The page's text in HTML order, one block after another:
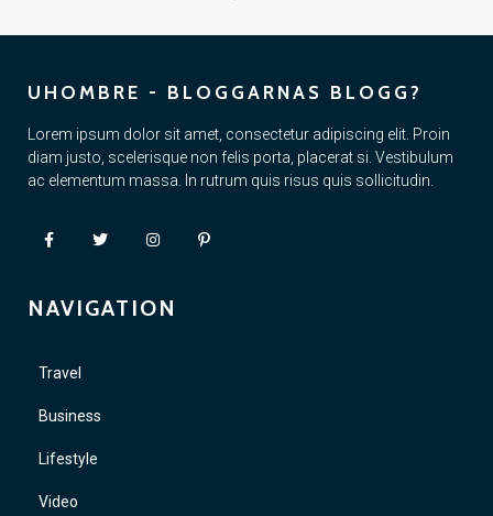
UHOMBRE - BLOGGARNAS BLOGG?
Lorem ipsum dolor sit amet, consectetur adipiscing elit. Proin
diam justo, scelerisque non felis porta, placerat si. Vestibulum
ac elementum massa. In rutrum quis risus quis sollicitudin.
NAVIGATION
Travel
Business
Lifestyle
Video